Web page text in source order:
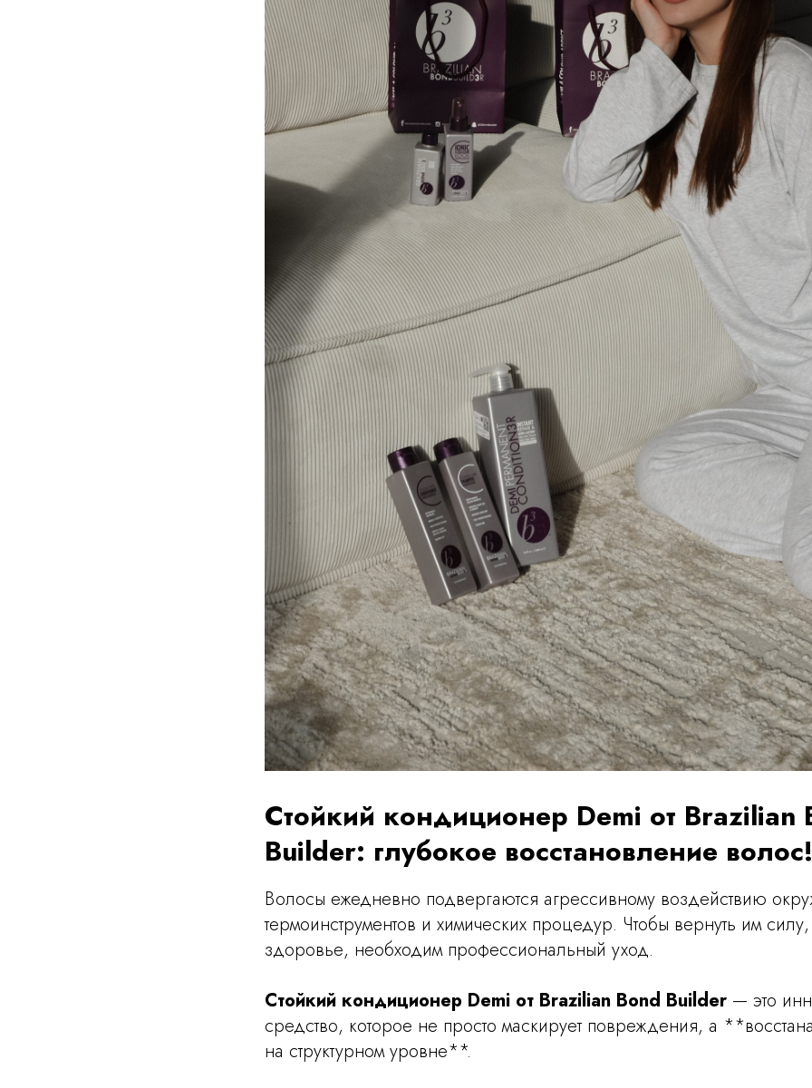
Стойкий кондиционер Demi от Brazilian
Builder: глубокое восстановление волос!
Волосы ежедневно подвергаются агрессивному воздействию
термоинструментов и химических процедур. Чтобы вернуть им
здоровье, необходим профессиональный уход.
Стойкий кондиционер Demi от Brazilian Bond Builder — это
средство, которое не просто маскирует повреждения, а
на структурном уровне**.